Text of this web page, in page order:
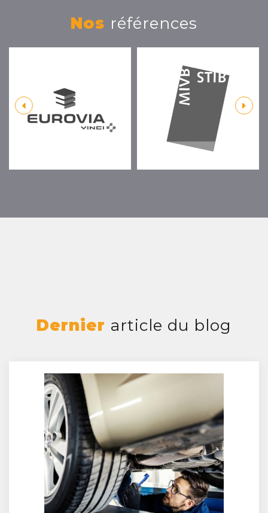
Nos références
Dernier article du blog